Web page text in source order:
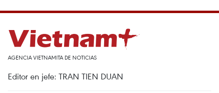
AGENCIA VIETNAMITA DE NOTICIAS
Editor en jefe: TRAN TIEN DUAN